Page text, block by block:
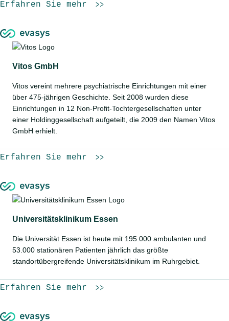
Erfahren Sie mehr
Vitos GmbH
Vitos vereint mehrere psychiatrische Einrichtungen mit einer
über 475-jährigen Geschichte. Seit 2008 wurden diese
Einrichtungen in 12 Non-Profit-Tochtergesellschaften unter
einer Holdinggesellschaft aufgeteilt, die 2009 den Namen Vitos
GmbH erhielt.
Erfahren Sie mehr
Universitätsklinikum Essen
Die Universität Essen ist heute mit 195.000 ambulanten und
53.000 stationären Patienten jährlich das größte
standortübergreifende Universitätsklinikum im Ruhrgebiet.
Erfahren Sie mehr